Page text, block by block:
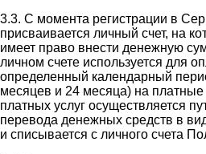
3.3. С момента регистрации в
присваивается личный счет, на
имеет право внести денежную
личном счете используется для
определенный календарный
месяцев и 24 месяца) на
платных услуг осуществляется
перевода денежных средств в
и списывается с личного счета